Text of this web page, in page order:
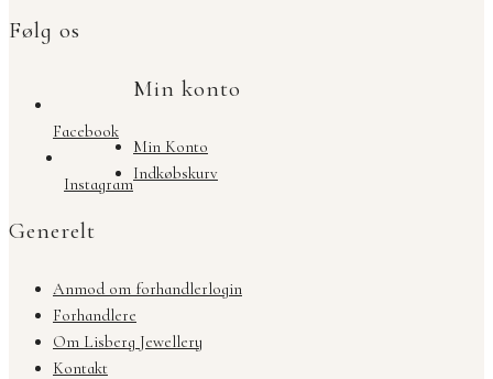
Følg os
Facebook
Instagram
Min konto
Min Konto
Indkøbskurv
Generelt
Anmod om forhandlerlogin
Forhandlere
Om Lisberg Jewellery
Kontakt